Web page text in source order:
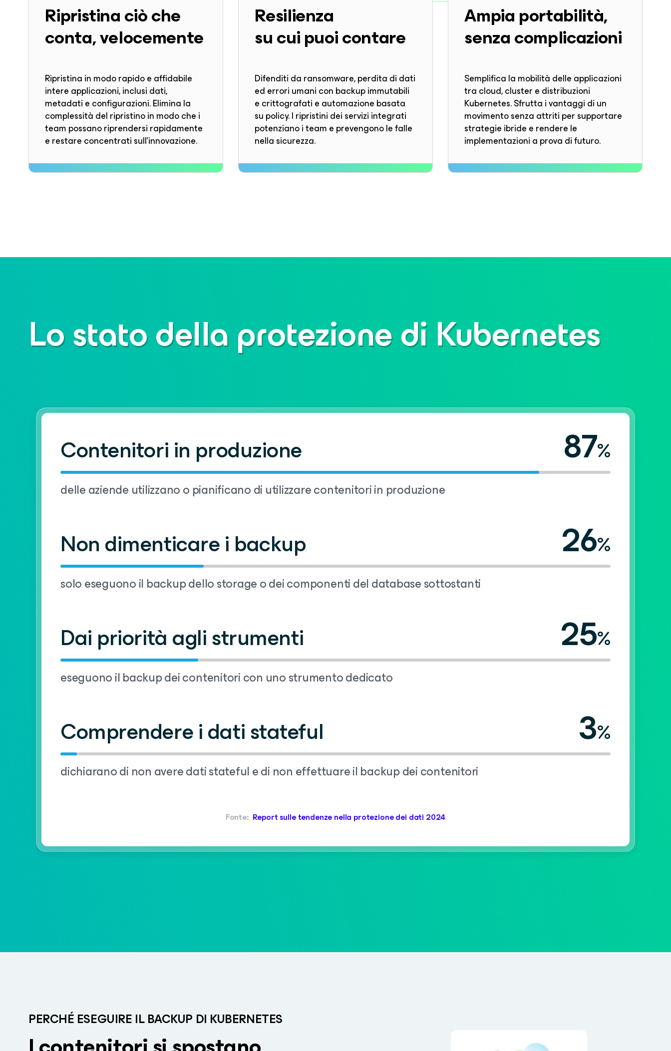
Ripristina ciò che
conta, velocemente
Ripristina in modo rapido e affidabile
intere applicazioni, inclusi dati,
metadati e configurazioni. Elimina la
complessità del ripristino in modo che i
team possano riprendersi rapidamente
e restare concentrati sull'innovazione.
Resilienza
su cui puoi contare
Difenditi da ransomware, perdita di dati
ed errori umani con backup immutabili
e crittografati e automazione basata
su policy. I ripristini dei servizi integrati
potenziano i team e prevengono le falle
nella sicurezza.
Ampia portabilità,
senza complicazioni
Semplifica la mobilità delle applicazioni
tra cloud, cluster e distribuzioni
Kubernetes. Sfrutta i vantaggi di un
movimento senza attriti per supportare
strategie ibride e rendere le
implementazioni a prova di futuro.
Lo stato della protezione di Kubernetes
Contenitori in produzione 87%
delle aziende utilizzano o pianificano di utilizzare contenitori in produzione
Non dimenticare i backup 26%
solo eseguono il backup dello storage o dei componenti del database sottostanti
Dai priorità agli strumenti 25%
eseguono il backup dei contenitori con uno strumento dedicato
Comprendere i dati stateful 3%
dichiarano di non avere dati stateful e di non effettuare il backup dei contenitori
Fonte: Report sulle tendenze nella protezione dei dati 2024
PERCHÉ ESEGUIRE IL BACKUP DI KUBERNETES